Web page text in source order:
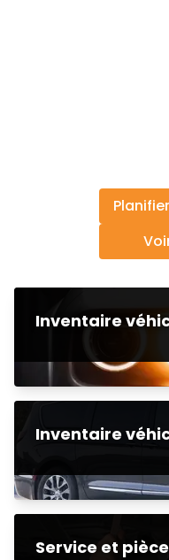
Inventaire
Inventaire
Service et